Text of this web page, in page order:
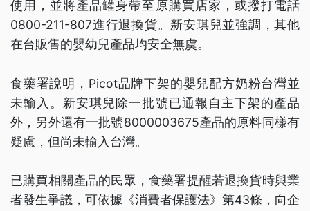
使用，並將產品罐身帶至原購買店家，或撥打電話
0800-211-807進行退換貨。新安琪兒並強調，其他
在台販售的嬰幼兒產品均安全無虞。
食藥署說明，Picot品牌下架的嬰兒配方奶粉台灣並
未輸入。新安琪兒除一批號已通報自主下架的產品
外，另外還有一批號8000003675產品的原料同樣有
疑慮，但尚未輸入台灣。
已購買相關產品的民眾，食藥署提醒若退換貨時與業
者發生爭議，可依據《消費者保護法》第43條，向企